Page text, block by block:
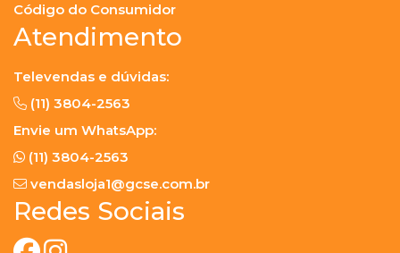
Código do Consumidor
Atendimento
Televendas e dúvidas:
(11) 3804-2563
Envie um WhatsApp:
(11) 3804-2563
vendasloja1@gcse.com.br
Redes Sociais